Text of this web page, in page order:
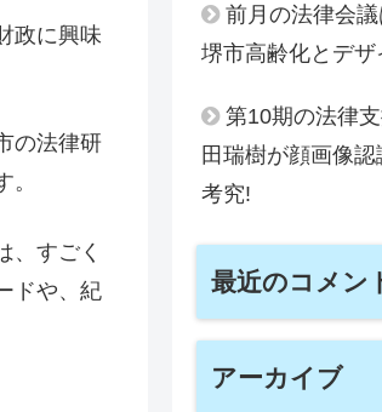
政に興味
の法律研
、すごく
ドや、紀
前月の法律会
堺市高齢化とデ
第10期の法律
田瑞樹が顔画像
考究!
最近のコメン
アーカイブ